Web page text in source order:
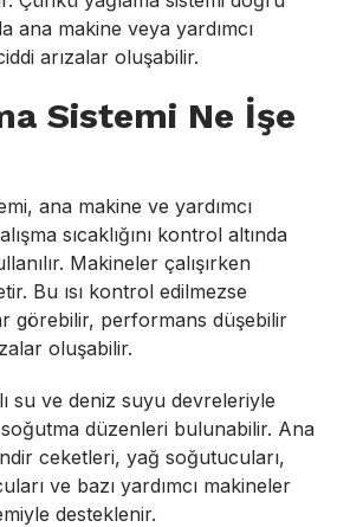
ana makine veya yardımcı
arızalar oluşabilir.
Sistemi Ne İşe
ana makine ve yardımcı
sıcaklığını kontrol altında
Makineler çalışırken
Bu ısı kontrol edilmezse
görebilir, performans düşebilir
oluşabilir.
su ve deniz suyu devreleriyle
soğutma düzenleri bulunabilir. Ana
ceketleri, yağ soğutucuları,
ve bazı yardımcı makineler
desteklenir.